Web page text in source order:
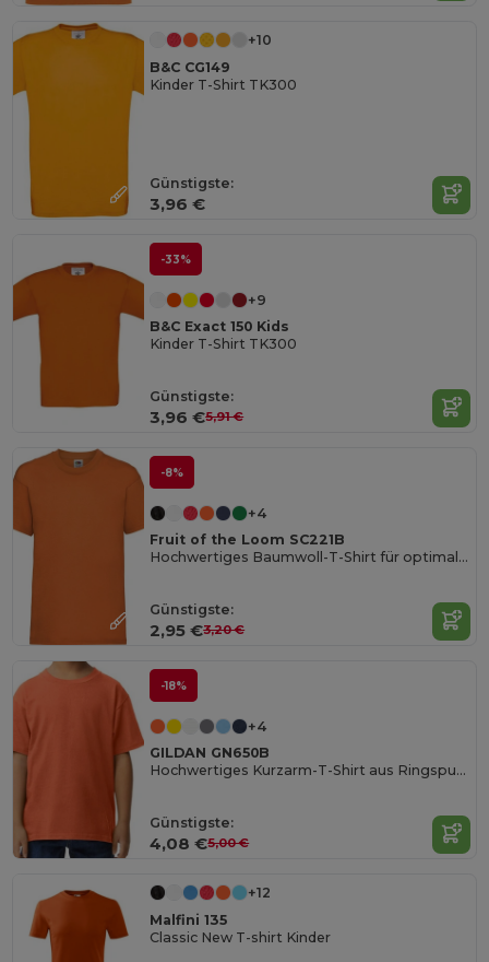
+10
B&C CG149
Kinder T-Shirt TK300
Günstigste:
3,96 €
-33%
+9
B&C Exact 150 Kids
Kinder T-Shirt TK300
Günstigste:
3,96 €5,91 €
-8%
+4
Fruit of the Loom SC221B
Hochwertiges Baumwoll-T-Shirt für optimalen Druck
Günstigste:
2,95 €3,20 €
-18%
+4
GILDAN GN650B
Hochwertiges Kurzarm-T-Shirt aus Ringspun-Baumwolle
Günstigste:
4,08 €5,00 €
+12
Malfini 135
Classic New T-shirt Kinder